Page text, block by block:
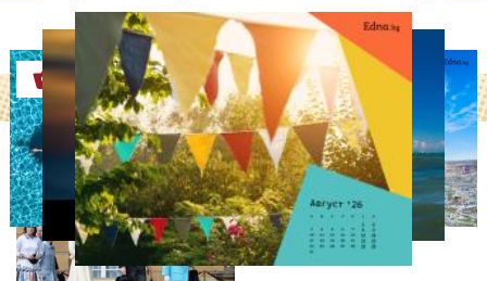
Оферти
СВОБОДНО ВРЕМЕ
Ново бебе в кралското
семейство